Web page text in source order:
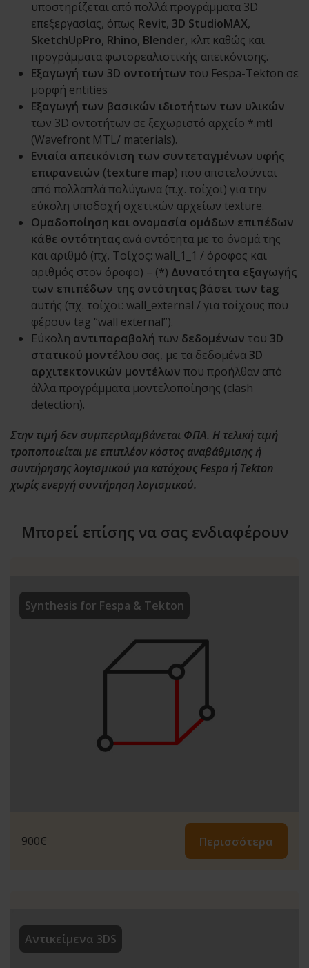
υποστηρίζεται από πολλά προγράμματα 3D
επεξεργασίας, όπως Revit, 3D StudioMAX,
SketchUpPro, Rhino, Blender, κλπ καθώς και
προγράμματα φωτορεαλιστικής απεικόνισης.
Εξαγωγή των 3D οντοτήτων του Fespa-Tekton σε
μορφή entities
Εξαγωγή των βασικών ιδιοτήτων των υλικών
των 3D οντοτήτων σε ξεχωριστό αρχείο *.mtl
(Wavefront MTL/ materials).
Ενιαία απεικόνιση των συντεταγμένων υφής
επιφανειών (texture map) που αποτελούνται
από πολλαπλά πολύγωνα (π.χ. τοίχοι) για την
εύκολη υποδοχή σχετικών αρχείων texture.
Ομαδοποίηση και ονομασία ομάδων επιπέδων
κάθε οντότητας ανά οντότητα με το όνομά της
και αριθμό (πχ. Τοίχος: wall_1_1 / όροφος και
αριθμός στον όροφο) – (*) Δυνατότητα εξαγωγής
των επιπέδων της οντότητας βάσει των tag
αυτής (πχ. τοίχοι: wall_external / για τοίχους που
φέρουν tag “wall external”).
Εύκολη αντιπαραβολή των δεδομένων του 3D
στατικού μοντέλου σας, με τα δεδομένα3D
αρχιτεκτονικών μοντέλων που προήλθαν από
άλλα προγράμματα μοντελοποίησης (clash
detection).
Στην τιμή δεν συμπεριλαμβάνεται ΦΠΑ. Η τελική τιμή
τροποποιείται με επιπλέον κόστος αναβάθμισης ή
συντήρησης λογισμικού για κατόχους Fespa ή Tekton
χωρίς ενεργή συντήρηση λογισμικού.
Μπορεί επίσης να σας ενδιαφέρουν
Synthesis for Fespa & Tekton
900€ Περισσότερα
Αντικείμενα 3DS